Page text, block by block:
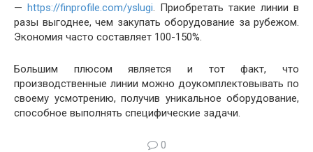
— https://finprofile.com/yslugi . Приобретать такие линии в
разы выгоднее, чем закупать оборудование за рубежом.
Экономия часто составляет 100-150%.
Большим плюсом является и тот факт, что
производственные линии можно доукомплектовывать по
своему усмотрению, получив уникальное оборудование,
способное выполнять специфические задачи.
0